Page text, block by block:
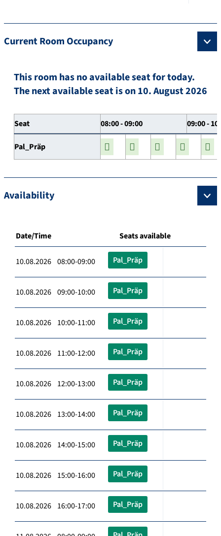
Current Room Occupancy
This room has no available seat for today.
The next available seat is on 10. August 2026
Seat 08:00 - 09:00 09:00 -
Pal_Präp
Availability
Date/Time Seats available
10.08.2026 08:00-09:00 Pal_Präp
10.08.2026 09:00-10:00 Pal_Präp
10.08.2026 10:00-11:00 Pal_Präp
10.08.2026 11:00-12:00 Pal_Präp
10.08.2026 12:00-13:00 Pal_Präp
10.08.2026 13:00-14:00 Pal_Präp
10.08.2026 14:00-15:00 Pal_Präp
10.08.2026 15:00-16:00 Pal_Präp
10.08.2026 16:00-17:00 Pal_Präp